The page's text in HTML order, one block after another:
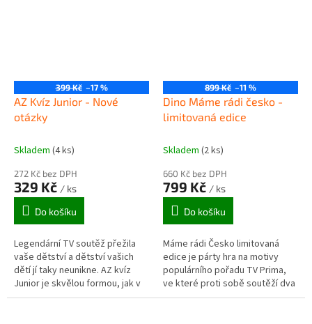
399 Kč –17 %
AZ Kvíz Junior - Nové
otázky
Skladem (4 ks)
272 Kč bez DPH
329 Kč / ks
Do košíku
Legendární TV soutěž přežila
vaše dětství a dětství vašich
dětí jí taky neunikne. AZ kvíz
Junior je skvělou formou, jak v
dětech probudit zvídavost –
899 Kč –11 %
Dino Máme rádi česko -
limitovaná edice
Skladem (2 ks)
660 Kč bez DPH
799 Kč / ks
Do košíku
Máme rádi Česko limitovaná
edice je párty hra na motivy
populárního pořadu TV Prima,
ve které proti sobě soutěží dva
týmy hráčů.